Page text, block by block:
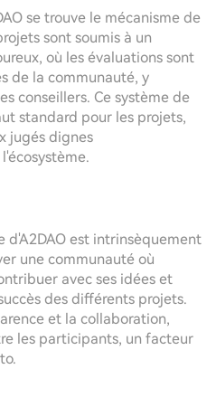
se trouve le mécanisme de
sont soumis à un
où les évaluations sont
de la communauté, y
conseillers. Ce système de
standard pour les projets,
jugés dignes
d'A2DAO est intrinsèquement
une communauté où
avec ses idées et
des différents projets.
et la collaboration,
les participants, un facteur